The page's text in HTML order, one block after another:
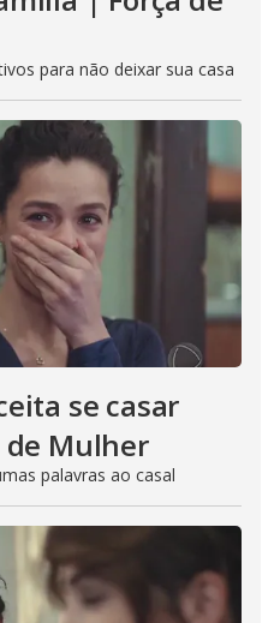
para não deixar sua casa
se casar
Mulher
palavras ao casal